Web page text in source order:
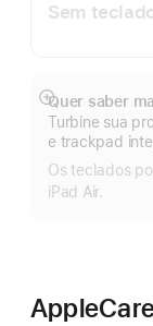
Sem
Quer saber
Turbine sua
e trackpad
Os teclados
iPad Air.
Mostrar
mais